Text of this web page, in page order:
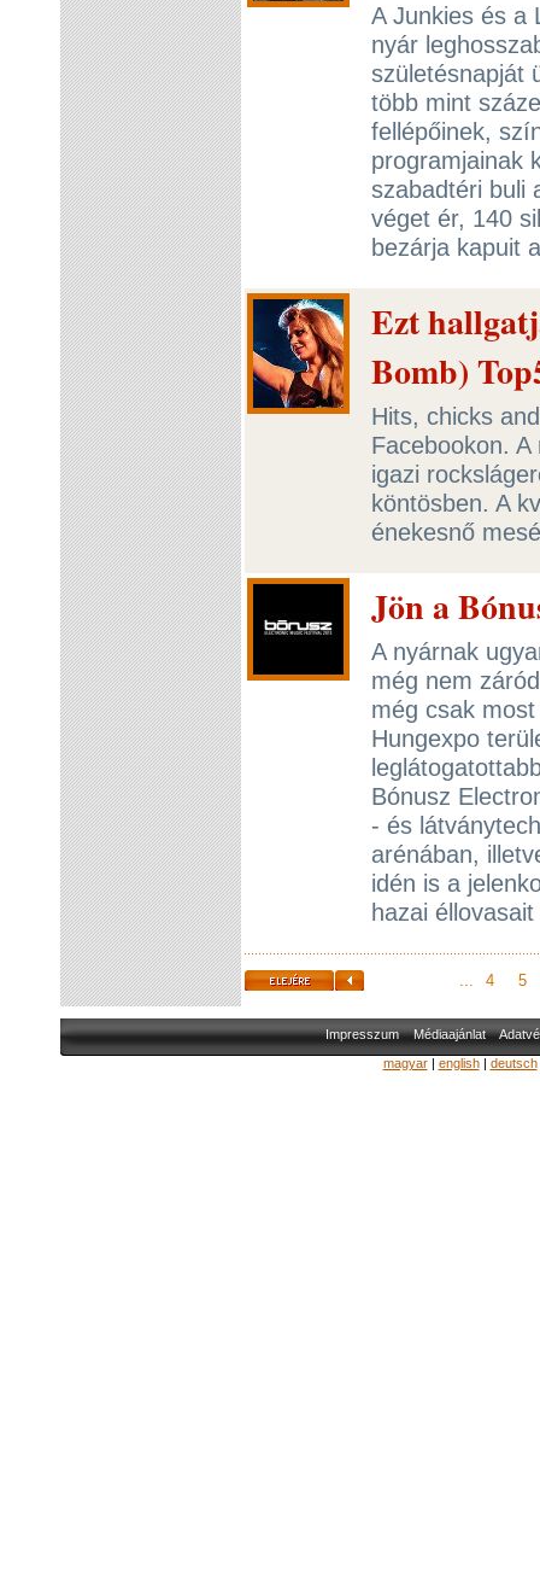
A Junkies és a
nyár
születésnapját
több mint
fellépőinek,
programjainak
szabadtéri buli
véget ér, 140
bezárja kapuit
Ezt
Bomb)
Hits, chicks
Facebookon.
igazi
köntösben. A
énekesnő
Jön a
A nyárnak
még nem
még csak
Hungexpo
Bónusz
- és
arénában,
idén is a
hazai
... 4 5
Impresszum Médiaajánlat
magyar| english| deutsch